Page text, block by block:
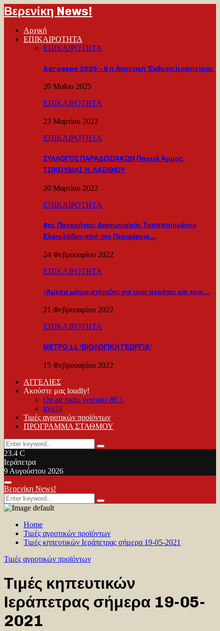
Βερενίκη News!
Αρχική
ΕΠΙΚΑΙΡΟΤΗΤΑ
ΕΠΙΚΑΙΡΟΤΗΤΑ
Agroexpo 2025 – 6 η Αγροτική Έκθεση Ιεράπετρας
20 Μαΐου 2025
ΕΠΙΚΑΙΡΟΤΗΤΑ
23 Μαρτίου 2022
ΕΠΙΚΑΙΡΟΤΗΤΑ
ΣΥΛΛΟΓΟΣ ΠΑΡΑΔΟΣΙΑΚΩΝ Παχειά Άμμος,
ΤΣΙΚΟΥΔΙΑΣ Ν. ΛΑΣΙΘΙΟΥ
20 Μαρτίου 2022
ΕΠΙΚΑΙΡΟΤΗΤΑ
8ος Παγκρήτιος Διαγωνισμός Τυποποιημένου
Ελαιολάδου από την Περιφέρεια…
24 Φεβρουαρίου 2022
ΕΠΙΚΑΙΡΟΤΗΤΑ
«Άμεσα μέτρα στήριξης για τους αγρότες και τους…
21 Φεβρουαρίου 2022
ΕΠΙΚΑΙΡΟΤΗΤΑ
ΜΕΤΡΟ 11 ‘ΒΙΟΛΟΓΙΚΗ ΓΕΩΡΓΙΑ’
15 Φεβρουαρίου 2022
ΑΓΓΕΛΙΕΣ
Ακούστε μας loudly!
On air radio vereniki 89.5
live24
Τιμές αγροτικών προϊόντων
ΠΡΟΓΡΑΜΜΑ ΣΤΑΘΜΟΥ
Search
for:
Search
23.4 C
Ιεράπετρα
9 Αυγούστου 2026
Facebook
Twitter
Youtube
Primary
Menu
Βερενίκη News!
Search
for:
Search
Home
Τιμές αγροτικών προϊόντων
Τιμές κηπευτικών Ιεράπετρας σήμερα 19-05-2021
Τιμές αγροτικών προϊόντων
Τιμές κηπευτικών
Ιεράπετρας σήμερα 19-05-
2021